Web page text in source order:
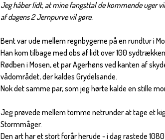
Jeg håber lidt, at mine fangsttal de kommende uger
af dagens 2 Jernpurve vil gøre.
Bent var ude mellem regnbygerne på en rundtur i
Han kom tilbage med obs af lidt over 100
Rødben i Mosen, et par Agerhøns ved kanten af
vådområdet, der kaldes Grydelsande.
Nok det samme par, som jeg hørte kalde en stille
Jeg prøvede mellem tomme netrunder at tage et
Stormmåger.
Den art har et stort forår herude - i dag rastede